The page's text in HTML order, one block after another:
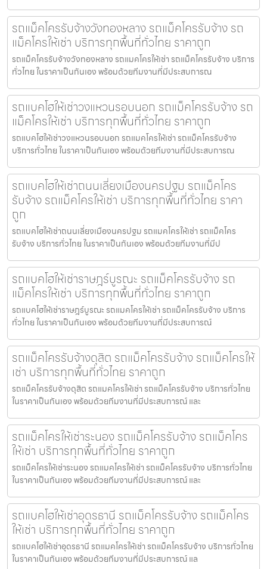
รถแม็คโครรับจ้างวังทองหลาง รถแม็คโครรับจ้าง รถ
แม็คโครให้เช่า บริการทุกพื้นที่ทั่วไทย ราคาถูก
รถแม็คโครรับจ้างวังทองหลาง รถแมคโครให้เช่า รถแม็คโครรับจ้าง บริการ
ทั่วไทย ในราคาเป็นกันเอง พร้อมด้วยทีมงานที่มีประสบการณ
รถแบคโฮให้เช่าวงแหวนรอบนอก รถแม็คโครรับจ้าง รถ
แม็คโครให้เช่า บริการทุกพื้นที่ทั่วไทย ราคาถูก
รถแบคโฮให้เช่าวงแหวนรอบนอก รถแมคโครให้เช่า รถแม็คโครรับจ้าง
บริการทั่วไทย ในราคาเป็นกันเอง พร้อมด้วยทีมงานที่มีประสบการณ
รถแบคโฮให้เช่าถนนเลี่ยงเมืองนครปฐม รถแม็คโคร
รับจ้าง รถแม็คโครให้เช่า บริการทุกพื้นที่ทั่วไทย ราคา
ถูก
รถแบคโฮให้เช่าถนนเลี่ยงเมืองนครปฐม รถแมคโครให้เช่า รถแม็คโคร
รับจ้าง บริการทั่วไทย ในราคาเป็นกันเอง พร้อมด้วยทีมงานที่มีป
รถแบคโฮให้เช่าราษฎร์บูรณะ รถแม็คโครรับจ้าง รถ
แม็คโครให้เช่า บริการทุกพื้นที่ทั่วไทย ราคาถูก
รถแบคโฮให้เช่าราษฎร์บูรณะ รถแมคโครให้เช่า รถแม็คโครรับจ้าง บริการ
ทั่วไทย ในราคาเป็นกันเอง พร้อมด้วยทีมงานที่มีประสบการณ์
รถแม็คโครรับจ้างดุสิต รถแม็คโครรับจ้าง รถแม็คโครให้
เช่า บริการทุกพื้นที่ทั่วไทย ราคาถูก
รถแม็คโครรับจ้างดุสิต รถแมคโครให้เช่า รถแม็คโครรับจ้าง บริการทั่วไทย
ในราคาเป็นกันเอง พร้อมด้วยทีมงานที่มีประสบการณ์ และ
รถแม็คโครให้เช่าระนอง รถแม็คโครรับจ้าง รถแม็คโคร
ให้เช่า บริการทุกพื้นที่ทั่วไทย ราคาถูก
รถแม็คโครให้เช่าระนอง รถแมคโครให้เช่า รถแม็คโครรับจ้าง บริการทั่วไทย
ในราคาเป็นกันเอง พร้อมด้วยทีมงานที่มีประสบการณ์ และ
รถแบคโฮให้เช่าอุดรธานี รถแม็คโครรับจ้าง รถแม็คโคร
ให้เช่า บริการทุกพื้นที่ทั่วไทย ราคาถูก
รถแบคโฮให้เช่าอุดรธานี รถแมคโครให้เช่า รถแม็คโครรับจ้าง บริการทั่วไทย
ในราคาเป็นกันเอง พร้อมด้วยทีมงานที่มีประสบการณ์ แล